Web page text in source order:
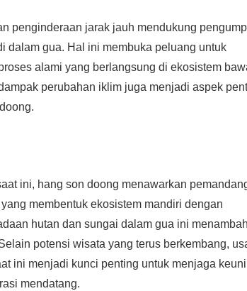
penginderaan jarak jauh mendukung
dalam gua. Hal ini membuka peluang untuk
alami yang berlangsung di ekosistem
perubahan iklim juga menjadi aspek
ini, hang son doong menawarkan
membentuk ekosistem mandiri dengan
hutan dan sungai dalam gua ini
potensi wisata yang terus berkembang,
ini menjadi kunci penting untuk menjaga
mendatang.